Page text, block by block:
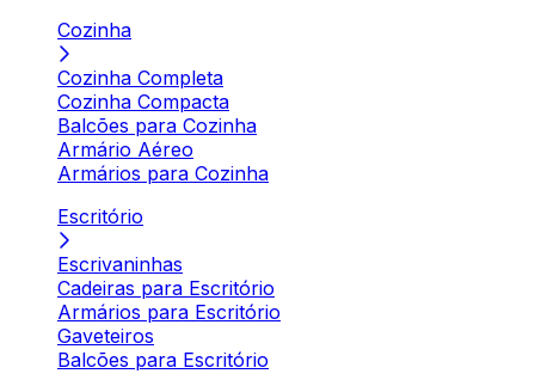
Cozinha
Cozinha Completa
Cozinha Compacta
Balcões para Cozinha
Armário Aéreo
Armários para Cozinha
Escritório
Escrivaninhas
Cadeiras para Escritório
Armários para Escritório
Gaveteiros
Balcões para Escritório